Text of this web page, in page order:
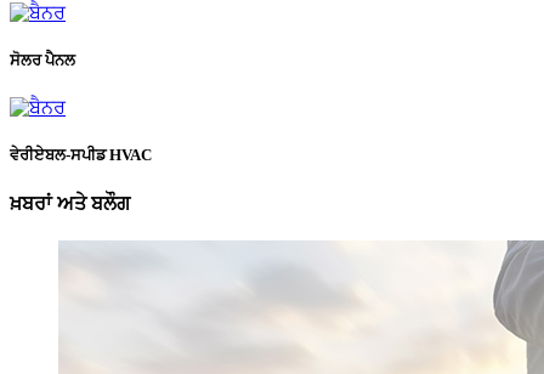
ਸੋਲਰ ਪੈਨਲ
ਵੇਰੀਏਬਲ-ਸਪੀਡ HVAC
ਖ਼ਬਰਾਂ ਅਤੇ ਬਲੌਗ